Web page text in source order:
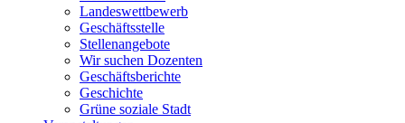
Landeswettbewerb
Geschäftsstelle
Stellenangebote
Wir suchen Dozenten
Geschäftsberichte
Geschichte
Grüne soziale Stadt